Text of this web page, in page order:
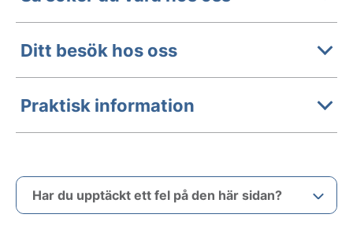
Ditt besök hos oss
Praktisk information
Har du upptäckt ett fel på den här sidan?